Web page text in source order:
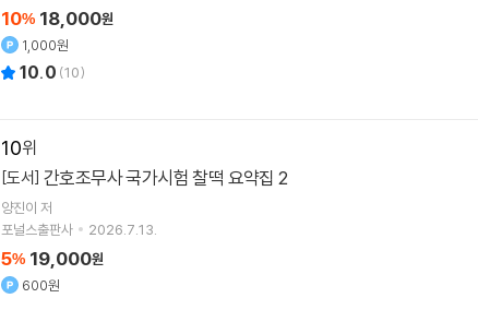
10% 18,000원
1,000원
10.0 (10)
10
[도서] 간호조무사 국가시험 찰떡 요약집 2
양진이 저
포널스출판사
2026.7.13.
5% 19,000원
600원